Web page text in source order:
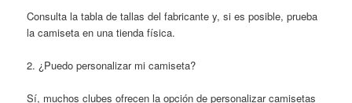
Consulta la tabla de tallas del fabricante y, si es posible, prueba
la camiseta en una tienda física.
2. ¿Puedo personalizar mi camiseta?
Sí, muchos clubes ofrecen la opción de personalizar camisetas